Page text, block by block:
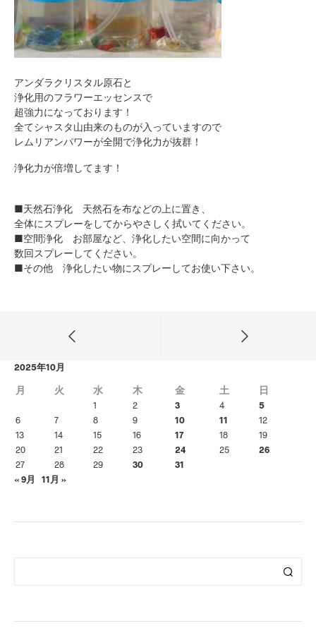
アンダラクリスタル原石と
浄化用のフラワーエッセンスで
超強力になっております！
全てシャスタ山由来のものが入っていますので
レムリアンパワーが全開で浄化力が抜群！
浄化力が倍増してます！
■天然石浄化 天然石を布などの上に置き、
全体にスプレーをしてからやさしく拭いてください。
■空間浄化 お部屋など、浄化したい空間に向かって
数回スプレーしてください。
■その他 浄化したい物にスプレーしてお使い下さい。
2025年10月
月 火 水 木 金 土 日
1 2 3 4
5
6
7 8 9 10 11
12
13
14 15 16 17 18
19
20
21 22 23 24 25
26
27
28 29 30
31
« 9月
11月 »